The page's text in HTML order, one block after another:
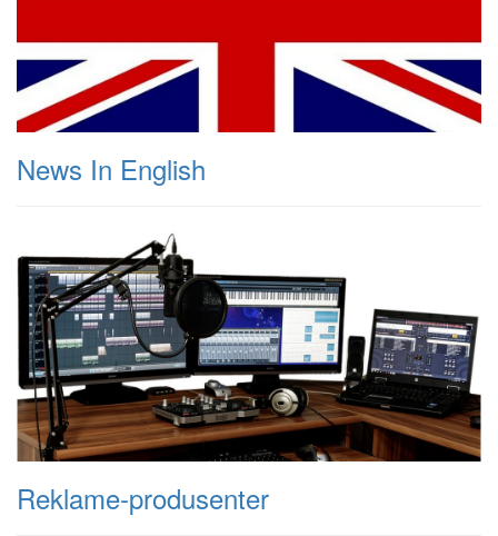
News In English
Reklame-produsenter